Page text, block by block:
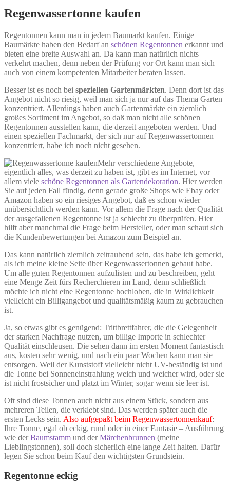
Regenwassertonne kaufen
Regentonnen kann man in jedem Baumarkt kaufen. Einige
Baumärkte haben den Bedarf an schönen Regentonnen erkannt und
bieten eine breite Auswahl an. Da kann man natürlich nichts
verkehrt machen, denn neben der Prüfung vor Ort kann man sich
auch von einem kompetenten Mitarbeiter beraten lassen.
Besser ist es noch bei speziellen Gartenmärkten. Denn dort ist das
Angebot nicht so riesig, weil man sich ja nur auf das Thema Garten
konzentriert. Allerdings haben auch Gartenmärkte ein ziemlich
großes Sortiment im Angebot, so daß man nicht alle schönen
Regentonnen ausstellen kann, die derzeit angeboten werden. Und
einen speziellen Fachmarkt, der sich nur auf Regenwassertonnen
konzentriert, habe ich noch nicht gesehen.
Mehr verschiedene Angebote,
eigentlich alles, was derzeit zu haben ist, gibt es im Internet, vor
allem viele schöne Regentonnen als Gartendekoration. Hier werden
Sie auf jeden Fall fündig, denn gerade große Shops wie Ebay oder
Amazon haben so ein riesiges Angebot, daß es schon wieder
unübersichtlich werden kann. Vor allem die Frage nach der Qualität
der ausgefallenen Regentonne ist ja schlecht zu überprüfen. Hier
hilft aber manchmal die Frage beim Hersteller, oder man schaut sich
die Kundenbewertungen bei Amazon zum Beispiel an.
Das kann natürlich ziemlich zeitraubend sein, das habe ich gemerkt,
als ich meine kleine Seite über Regenwassertonnen gebaut habe.
Um alle guten Regentonnen aufzulisten und zu beschreiben, geht
eine Menge Zeit fürs Recherchieren im Land, denn schließlich
möchte ich nicht eine Regentonne hochloben, die in Wirklichkeit
vielleicht ein Billigangebot und qualitätsmäßig kaum zu gebrauchen
ist.
Ja, so etwas gibt es genügend: Trittbrettfahrer, die die Gelegenheit
der starken Nachfrage nutzen, um billige Importe in schlechter
Qualität einschleusen. Die sehen dann im ersten Moment fantastisch
aus, kosten sehr wenig, und nach ein paar Wochen kann man sie
entsorgen. Weil der Kunststoff vielleicht nicht UV-beständig ist und
die Tonne bei Sonneneinstrahlung weich und weicher wird, oder sie
ist nicht frostsicher und platzt im Winter, sogar wenn sie leer ist.
Oft sind diese Tonnen auch nicht aus einem Stück, sondern aus
mehreren Teilen, die verklebt sind. Das werden später auch die
ersten Lecks sein. Also aufgepaßt beim Regenwassertonnenkauf:
Ihre Tonne, egal ob eckig, rund oder in einer Fantasie – Ausführung
wie derBaumstamm und derMärchenbrunnen (meine
Lieblingstonnen), soll doch sicherlich eine lange Zeit halten. Dafür
legen Sie schon beim Kauf den wichtigsten Grundstein.
Regentonne eckig